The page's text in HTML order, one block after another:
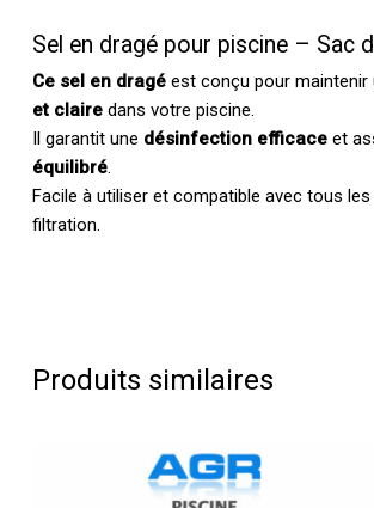
Sel en dragé pour piscine – Sac
Ce sel en dragéest conçu pour maintenir
et clairedans votre piscine.
Il garantit une désinfection efficaceet
équilibré.
Facile à utiliser et compatible avec tous
filtration.
Produits similaires